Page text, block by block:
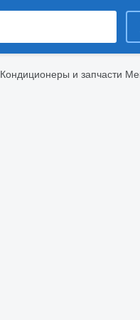
Кондиционеры и запчасти